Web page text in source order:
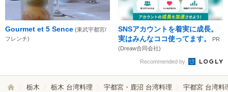
Gourmet et 5 Sence (東武宇都宮/
フレンチ)
SNSアカウントを着実に成長。
実はみんなココ使ってます。
PR
(Dreaw合同会社)
Recommended by
栃木 栃木 台湾料理 宇都宮・鹿沼 台湾料理 宇都宮 台湾料